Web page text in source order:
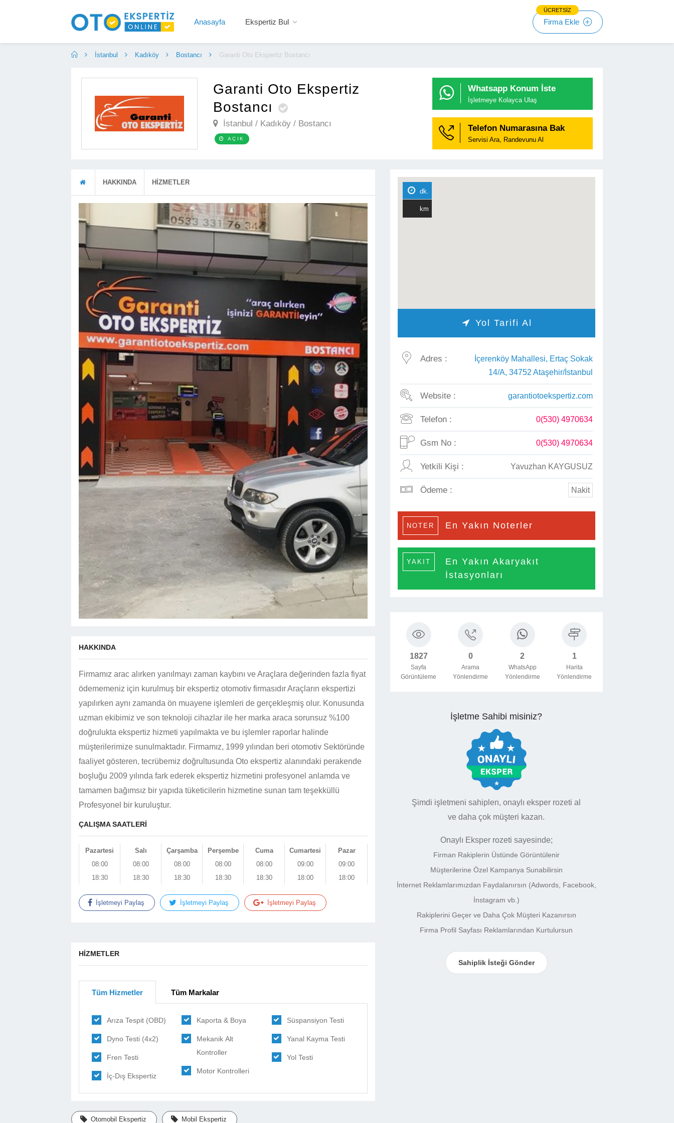
Anasayfa Ekspertiz Bul
ÜCRETSİZ
Firma Ekle
İstanbul Kadıköy Bostancı Garanti Oto Ekspertiz Bostancı
Garanti Oto Ekspertiz
Bostancı
İstanbul / Kadıköy / Bostancı
 AÇIK
 Whatsapp Konum İste
İşletmeye Kolayca Ulaş
Telefon Numarasına Bak
Servisi Ara, Randevunu Al
 Yol Tarifi Al
 dk.
km
Adres :
İçerenköy Mahallesi, Ertaç Sokak
14/A, 34752 Ataşehir/İstanbul
Website : garantiotoekspertiz.com
Telefon : 0(530) 4970634
Gsm No : 0(530) 4970634
Yetkili Kişi : Yavuzhan KAYGUSUZ
Ödeme : Nakit
NOTER En Yakın Noterler
YAKIT
En Yakın Akaryakıt
İstasyonları
1827
Sayfa
Görüntüleme
0
Arama
Yönlendirme

2
WhatsApp
Yönlendirme
1
Harita
Yönlendirme
İşletme Sahibi misiniz?
Şimdi işletmeni sahiplen, onaylı eksper rozeti al
ve daha çok müşteri kazan.
Onaylı Eksper rozeti sayesinde;
Firman Rakiplerin Üstünde Görüntülenir
Müşterilerine Özel Kampanya Sunabilirsin
İnternet Reklamlarımızdan Faydalanırsın (Adwords, Facebook,
İnstagram vb.)
Rakiplerini Geçer ve Daha Çok Müşteri Kazanırsın
Firma Profil Sayfası Reklamlarından Kurtulursun
Sahiplik İsteği Gönder
 HAKKINDA HİZMETLER
HAKKINDA
Firmamız arac alırken yanılmayı zaman kaybını ve Araçlara değerinden fazla fiyat
ödememeniz için kurulmuş bir ekspertiz otomotiv firmasıdır Araçların ekspertizi
yapılırken aynı zamanda ön muayene işlemleri de gerçekleşmiş olur. Konusunda
uzman ekibimiz ve son teknoloji cihazlar ile her marka araca sorunsuz %100
doğrulukta ekspertiz hizmeti yapılmakta ve bu işlemler raporlar halinde
müşterilerimize sunulmaktadır. Firmamız, 1999 yılından beri otomotiv Sektöründe
faaliyet gösteren, tecrübemiz doğrultusunda Oto ekspertiz alanındaki perakende
boşluğu 2009 yılında fark ederek ekspertiz hizmetini profesyonel anlamda ve
tamamen bağımsız bir yapıda tüketicilerin hizmetine sunan tam teşekküllü
Profesyonel bir kuruluştur.
ÇALIŞMA SAATLERİ
Pazartesi
08:00
18:30
Salı
08:00
18:30
Çarşamba
08:00
18:30
Perşembe
08:00
18:30
Cuma
08:00
18:30
Cumartesi
09:00
18:00
Pazar
09:00
18:00
İşletmeyi Paylaş İşletmeyi Paylaş İşletmeyi Paylaş
HİZMETLER
Tüm Hizmetler Tüm Markalar
Arıza Tespit (OBD)
Dyno Testi (4x2)
Fren Testi
İç-Dış Ekspertiz
Kaporta & Boya
Mekanik Alt
Kontroller
Motor Kontrolleri
Süspansiyon Testi
Yanal Kayma Testi
Yol Testi
Otomobil Ekspertiz Mobil Ekspertiz